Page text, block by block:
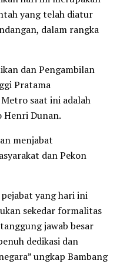
yang telah diatur
dalam rangka
dan Pengambilan
Pratama
saat ini adalah
Dunan.
menjabat
dan Pekon
pejabat yang hari ini
sekedar formalitas
jawab besar
dedikasi dan
ungkap Bambang